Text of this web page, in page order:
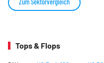
Zum Sektorvergleich
Tops & Flops